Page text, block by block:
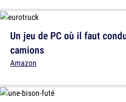
Un jeu de PC où il faut
camions
Amazon